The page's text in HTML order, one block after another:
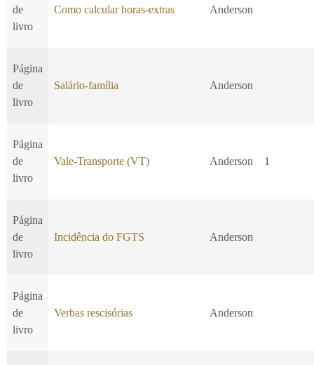
de
livro
Como calcular horas-extras Anderson
Página
de
livro
Salário-família Anderson
Página
de
livro
Vale-Transporte (VT) Anderson 1
Página
de
livro
Incidência do FGTS Anderson
Página
de
livro
Verbas rescisórias Anderson